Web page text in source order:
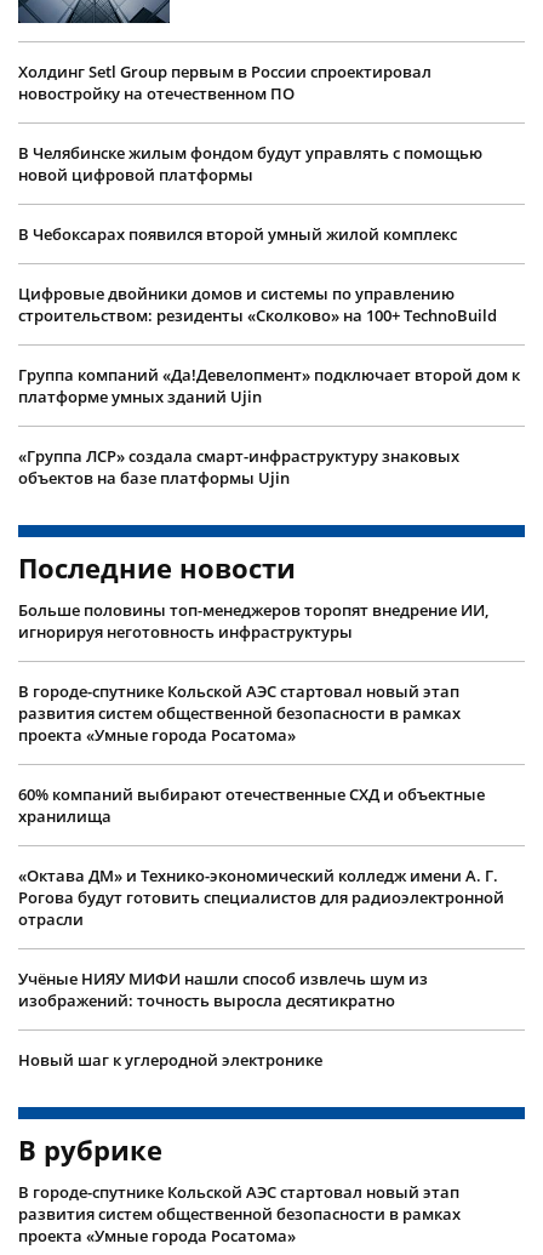
Холдинг Setl Group первым в России спроектировал
новостройку на отечественном ПО
В Челябинске жилым фондом будут управлять с помощью
новой цифровой платформы
В Чебоксарах появился второй умный жилой комплекс
Цифровые двойники домов и системы по управлению
строительством: резиденты «Сколково» на 100+ TechnoBuild
Группа компаний «Да!Девелопмент» подключает второй дом к
платформе умных зданий Ujin
«Группа ЛСР» создала смарт-инфраструктуру знаковых
объектов на базе платформы Ujin
Последние новости
Больше половины топ-менеджеров торопят внедрение ИИ,
игнорируя неготовность инфраструктуры
В городе-спутнике Кольской АЭС стартовал новый этап
развития систем общественной безопасности в рамках
проекта «Умные города Росатома»
60% компаний выбирают отечественные СХД и объектные
хранилища
«Октава ДМ» и Технико-экономический колледж имени А. Г.
Рогова будут готовить специалистов для радиоэлектронной
отрасли
Учëные НИЯУ МИФИ нашли способ извлечь шум из
изображений: точность выросла десятикратно
Новый шаг к углеродной электронике
В рубрике
В городе-спутнике Кольской АЭС стартовал новый этап
развития систем общественной безопасности в рамках
проекта «Умные города Росатома»